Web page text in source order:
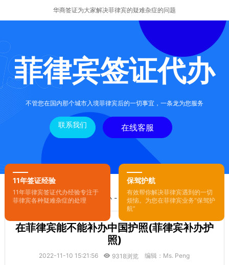
华商签证为大家解决菲律宾的疑难杂症的问题
菲律宾签证代办
不管您在国内那个城市入境菲律宾后的一切事宜，一条龙为您服务
联系我们 在线客服
11年签证经验
11年菲律宾签证代办经验专注于
菲律宾各种疑难杂症的处理
保驾护航
有效帮你解决菲律宾遇到的一切
烦恼。为您在菲律宾业务“保驾护
航”
您的位置：首页-菲律宾签证代办- 正文
在菲律宾能不能补办中国护照(菲律宾补办护
照)
2022-11-10 15:21:56 9318浏览 编辑：Ms. Peng